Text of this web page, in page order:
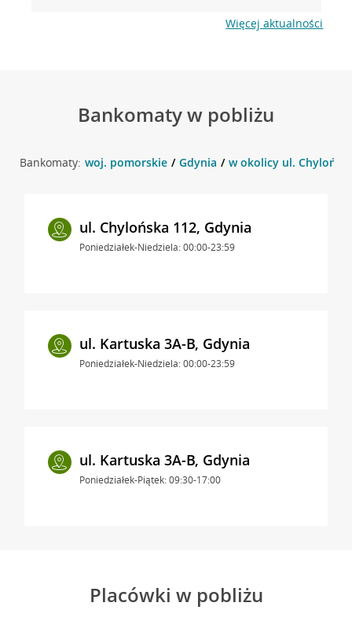
Więcej aktualności
Bankomaty w pobliżu
Bankomaty: woj. pomorskie Gdynia w okolicy ul.
ul. Chylońska 112, Gdynia
Poniedziałek-Niedziela: 00:00-23:59
ul. Kartuska 3A-B, Gdynia
Poniedziałek-Niedziela: 00:00-23:59
ul. Kartuska 3A-B, Gdynia
Poniedziałek-Piątek: 09:30-17:00
Placówki w pobliżu